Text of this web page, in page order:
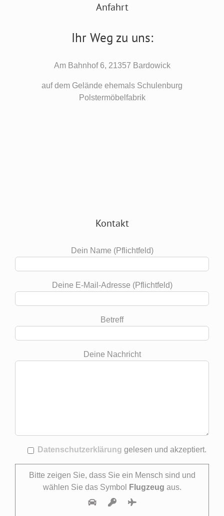
Anfahrt
Ihr Weg zu uns:
Am Bahnhof 6, 21357 Bardowick
auf dem Gelände ehemals Schulenburg
Polstermöbelfabrik
Kontakt
Dein Name (Pflichtfeld)
Deine E-Mail-Adresse (Pflichtfeld)
Betreff
Deine Nachricht
Datenschutzerklärung gelesen und akzeptiert.
Bitte zeigen Sie, dass Sie ein Mensch sind und
wählen Sie das Symbol
Flugzeug aus.